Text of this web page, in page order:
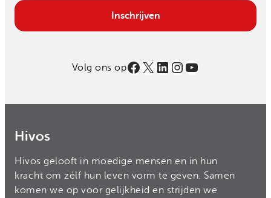
Email
Inschrijven
Volg ons opFacebook
X LinkedIn
Instagram
YouTube
Hivos
Hivos gelooft in moedige mensen en in hun
kracht om zélf hun leven vorm te geven. Samen
komen we op voor gelijkheid en strijden we